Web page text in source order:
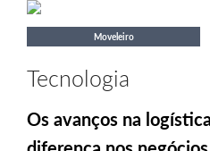
Moveleiro
Tecnologia
Os avanços na